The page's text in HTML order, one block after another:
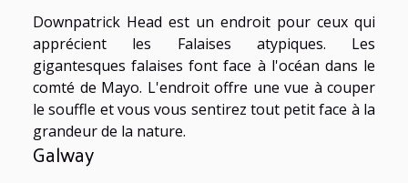
Downpatrick Head est un endroit pour ceux qui
apprécient les Falaises atypiques. Les
gigantesques falaises font face à l'océan dans le
comté de Mayo. L'endroit offre une vue à couper
le souffle et vous vous sentirez tout petit face à la
grandeur de la nature.
Galway